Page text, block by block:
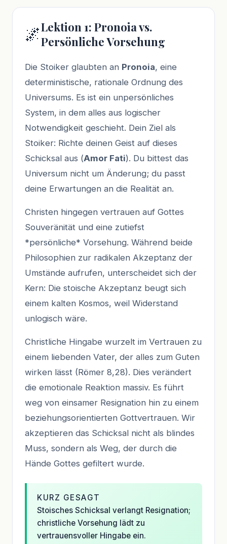
🌌Lektion 1: Pronoia vs.
Persönliche Vorsehung
Die Stoiker glaubten an Pronoia, eine
deterministische, rationale Ordnung des
Universums. Es ist ein unpersönliches
System, in dem alles aus logischer
Notwendigkeit geschieht. Dein Ziel als
Stoiker: Richte deinen Geist auf dieses
Schicksal aus (Amor Fati). Du bittest das
Universum nicht um Änderung; du passt
deine Erwartungen an die Realität an.
Christen hingegen vertrauen auf Gottes
Souveränität und eine zutiefst
*persönliche* Vorsehung. Während beide
Philosophien zur radikalen Akzeptanz der
Umstände aufrufen, unterscheidet sich der
Kern: Die stoische Akzeptanz beugt sich
einem kalten Kosmos, weil Widerstand
unlogisch wäre.
Christliche Hingabe wurzelt im Vertrauen zu
einem liebenden Vater, der alles zum Guten
wirken lässt (Römer 8,28). Dies verändert
die emotionale Reaktion massiv. Es führt
weg von einsamer Resignation hin zu einem
beziehungsorientierten Gottvertrauen. Wir
akzeptieren das Schicksal nicht als blindes
Muss, sondern als Weg, der durch die
Hände Gottes gefiltert wurde.
KURZ GESAGT
Stoisches Schicksal verlangt Resignation;
christliche Vorsehung lädt zu
vertrauensvoller Hingabe ein.